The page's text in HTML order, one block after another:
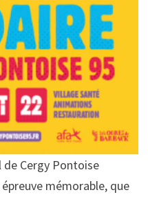
Cergy Pontoise
mémorable, que